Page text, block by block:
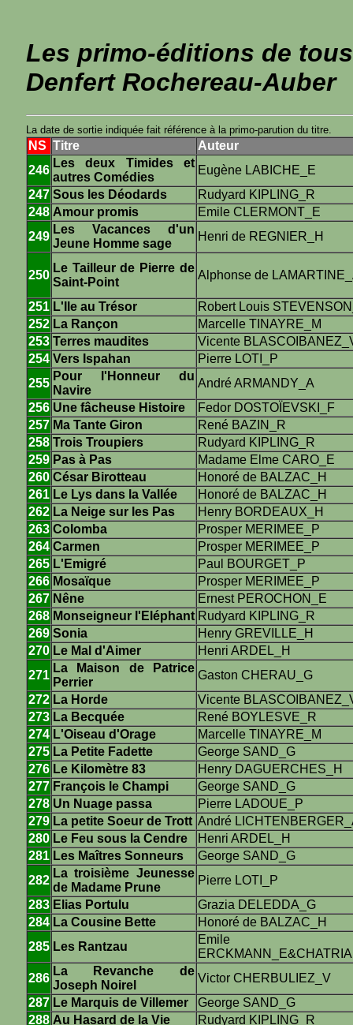
Les primo-éditions de
Denfert Rochereau-Auber
La date de sortie indiquée fait référence à la primo-parution du titre.
NS Titre
Auteur
246
Les deux Timides et
autres Comédies
Eugène LABICHE_E
247 Sous les Déodards
Rudyard KIPLING_R
248 Amour promis
Emile CLERMONT_E
249
Les Vacances d'un
Jeune Homme sage
Henri de REGNIER_H
250
Le Tailleur de Pierre de
Saint-Point
Alphonse de
251 L'Ile au Trésor
Robert Louis
252 La Rançon
Marcelle TINAYRE_M
253 Terres maudites
Vicente
254 Vers Ispahan
Pierre LOTI_P
255
Pour l'Honneur du
Navire
André ARMANDY_A
256 Une fâcheuse Histoire
Fedor DOSTOÏEVSKI_F
257 Ma Tante Giron
René BAZIN_R
258 Trois Troupiers
Rudyard KIPLING_R
259 Pas à Pas
Madame Elme CARO_E
260 César Birotteau
Honoré de BALZAC_H
261 Le Lys dans la Vallée
Honoré de BALZAC_H
262 La Neige sur les Pas
Henry BORDEAUX_H
263 Colomba
Prosper MERIMEE_P
264 Carmen
Prosper MERIMEE_P
265 L'Emigré
Paul BOURGET_P
266 Mosaïque
Prosper MERIMEE_P
267 Nêne
Ernest PEROCHON_E
268 Monseigneur l'Eléphant Rudyard KIPLING_R
269 Sonia
Henry GREVILLE_H
270 Le Mal d'Aimer
Henri ARDEL_H
271
La Maison de Patrice
Perrier
Gaston CHERAU_G
272 La Horde
Vicente
273 La Becquée
René BOYLESVE_R
274 L'Oiseau d'Orage
Marcelle TINAYRE_M
275 La Petite Fadette
George SAND_G
276 Le Kilomètre 83
Henry DAGUERCHES_H
277 François le Champi
George SAND_G
278 Un Nuage passa
Pierre LADOUE_P
279 La petite Soeur de Trott André
280 Le Feu sous la Cendre
Henri ARDEL_H
281 Les Maîtres Sonneurs
George SAND_G
282
La troisième Jeunesse
de Madame Prune
Pierre LOTI_P
283 Elias Portulu
Grazia DELEDDA_G
284 La Cousine Bette
Honoré de BALZAC_H
285 Les Rantzau
Emile
286
La Revanche de
Joseph Noirel
Victor CHERBULIEZ_V
287 Le Marquis de Villemer
George SAND_G
288 Au Hasard de la Vie
Rudyard KIPLING_R